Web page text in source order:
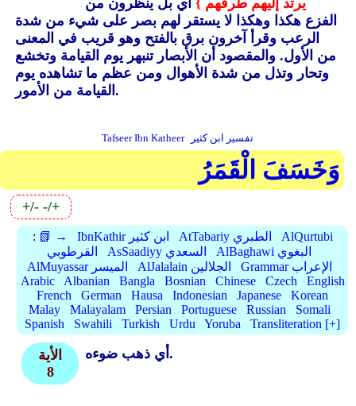
يرتد إليهم طرفهم }أي بل ينظرون من
الفزع هكذا وهكذا لا يستقر لهم بصر على شيء من شدة
الرعب وقرأ آخرون برق بالفتح وهو قريب في المعنى
من الأول.والمقصود أن الأبصار تنبهر يوم القيامة وتخشع
وتحار وتذل من شدة الأهوال ومن عظم ما تشاهده يوم
القيامة من الأمور.
Tafseer Ibn Katheer تفسير ابن كثير
وَخَسَفَ الْقَمَرُ
+/- -/+
: 📗 → IbnKathir ابن كثير AtTabariy الطبري
AlQurtubi
القرطوبي
AsSaadiyy السعدي
AlBaghawi البغوي
AlMuyassar الميسر
AlJalalain الجلالين
Grammar الإعراب
Arabic
Albanian Bangla Bosnian Chinese Czech
English
French
German Hausa Indonesian Japanese
Korean
Malay
Malayalam Persian Portuguese Russian
Somali
Spanish
Swahili Turkish Urdu Yoruba Transliteration [+]
الأية
8
أي ذهب ضوءه.